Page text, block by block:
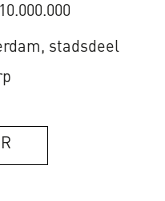
stadsdeel